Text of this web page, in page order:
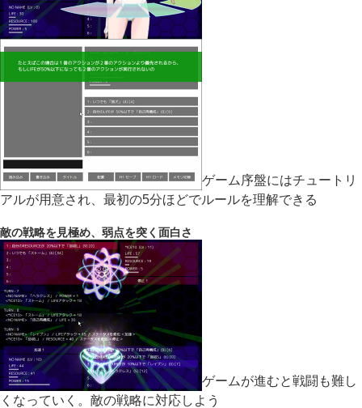
ゲーム序盤にはチュートリ
アルが用意され、最初の5分ほどでルールを理解できる
敵の戦略を見極め、弱点を突く面白さ
ゲームが進むと戦闘も難し
くなっていく。敵の戦略に対応しよう